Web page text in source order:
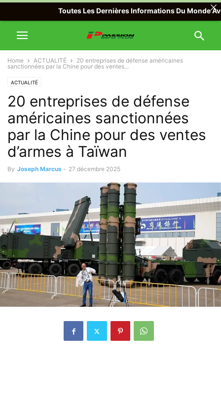
Home ACTUALITÉ
20 entreprises de défense américaines
sanctionnées par la Chine pour des ventes...
ACTUALITÉ
20 entreprises de défense
américaines sanctionnées
par la Chine pour des ventes
d’armes à Taïwan
By Joseph Marcus - 27 décembre 2025
Toutes Les Dernières Informations Du Monde